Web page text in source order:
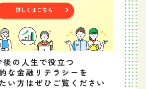
後の人生で役立つ
な金融リテラシーを
い方はぜひご覧ください